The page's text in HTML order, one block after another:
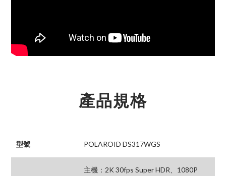
產品規格
型號 POLAROID DS317WGS
主機：2K 30fps Super HDR、1080P